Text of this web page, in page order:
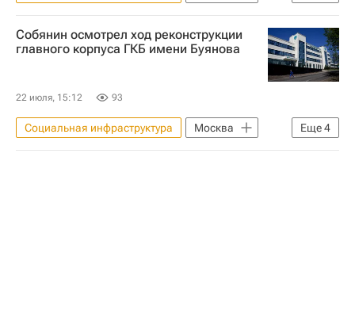
Сергей Собянин
Школы
Строительство
Инфраструктура
Собянин осмотрел ход реконструкции
главного корпуса ГКБ имени Буянова
22 июля, 15:12 93
Еще4
Социальная инфраструктура
Москва
Сергей Собянин
Медучреждения